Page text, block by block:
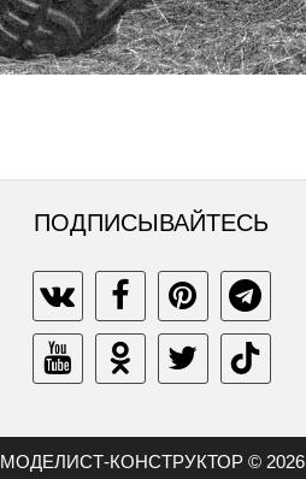
ПОДПИСЫВАЙТЕСЬ
МОДЕЛИСТ-КОНСТРУКТОР © 2026